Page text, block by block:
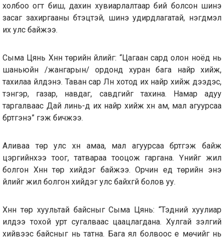
холбоо огт биш, дахин хувиарлалтаар бий болсон шинэ
засаг захиргааны бүтэцтэй, шинэ удирдлагатай, нэгдмэл
их улс байжээ.
Сыма Цянь Хүннү төрийн үйлийг: “Цагаан сард олон ноёд нь
шаньюйн /жангарын/ ордонд хуран бага найр хийж,
тахилаа үйлдэнэ. Таван сар Лүн хотод их найр хийж дээдэс,
тэнгэр, газар, навдаг, савдгийг тахина. Намар адуу
таргалваас Дай линь-д их найр хийж хүн ам, мал агуурсаа
бүртгэнэ” гэж бичжээ.
Аливаа төр улс хүн амаа, мал агуурсаа бүртгэж байж
цэргийнхээ тоог, татвараа тооцож гаргана. Үүнийг жил
болгон Хүннү төр хийдэг байжээ. Орчин үед төрийн энэ
үйлийг жил болгон хийдэг улс байхгүй болов уу.
Хүннү төр хуультай байсныг Сыма Цянь: “Тэдний хуулиар
илдээ тохой урт сугалваас цаацлагдана. Хулгай зэлгий
хийвээс байсныг нь татна. Бага ял болвоос үе мөчийг нь